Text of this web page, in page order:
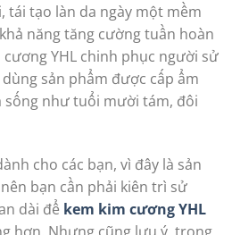
tạo làn da ngày một mềm
năng tăng cường tuần hoàn
YHL chinh phục người sử
sản phẩm được cấp ẩm
sống như tuổi mười tám, đôi
cho các bạn, vì đây là sản
bạn cần phải kiên trì sử
dài để kem kim cương YHL